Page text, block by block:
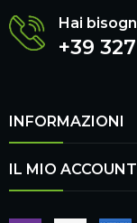
Hai
+39
INFORMAZIONI
IL MIO ACCOUNT